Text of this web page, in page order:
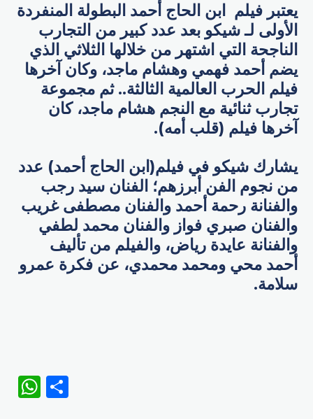
يعتبر فیلم ابن الحاج أحمد البطولة المنفردة
الأولى لـ شیكو بعد عدد كبیر من التجارب
الناجحة التي اشتھر من خلالھا الثلاثي الذي
یضم أحمد فھمي وھشام ماجد، وكان آخرھا
فیلم الحرب العالمیة الثالثة.. ثم مجموعة
تجارب ثنائیة مع النجم ھشام ماجد، كان
آخرھا فیلم (قلب أمه).
يشارك شيكو في فیلم(ابن الحاج أحمد) عدد
من نجوم الفن أبرزهم؛ الفنان سید رجب
والفنانة رحمة أحمد والفنان مصطفى غریب
والفنان صبري فواز والفنان محمد لطفي
والفنانة عایدة ریاض، والفیلم من تألیف
أحمد محي ومحمد محمدي، عن فكرة عمرو
سلامة.
WhatsApp